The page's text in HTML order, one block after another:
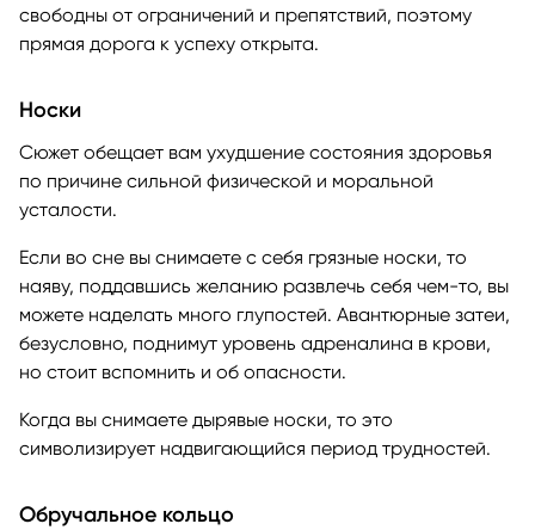
свободны от ограничений и препятствий, поэтому
прямая дорога к успеху открыта.
Носки
Сюжет обещает вам ухудшение состояния здоровья
по причине сильной физической и моральной
усталости.
Если во сне вы снимаете с себя грязные носки, то
наяву, поддавшись желанию развлечь себя чем-то, вы
можете наделать много глупостей. Авантюрные затеи,
безусловно, поднимут уровень адреналина в крови,
но стоит вспомнить и об опасности.
Когда вы снимаете дырявые носки, то это
символизирует надвигающийся период трудностей.
Обручальное кольцо